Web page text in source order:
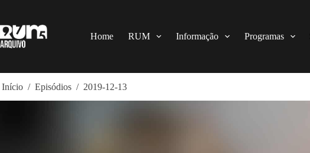
o
conteúdo
Home RUM Informação Programas
Início / Episódios / 2019-12-13